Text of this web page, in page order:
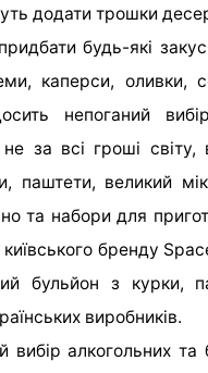
додати трошки
будь-які
каперси, оливки,
непоганий
за всі гроші
паштети, великий
та набори для
бренду
бульйон з курки,
виробників.
алкогольних та